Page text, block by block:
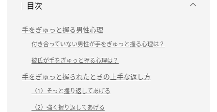
目次
手をぎゅっと握る男性心理
付き合っていない男性が手をぎゅっと握る心理は？
彼氏が手をぎゅっと握る心理は？
手をぎゅっと握られたときの上手な返し方
（1）そっと握り返してあげる
（2）強く握り返してあげる